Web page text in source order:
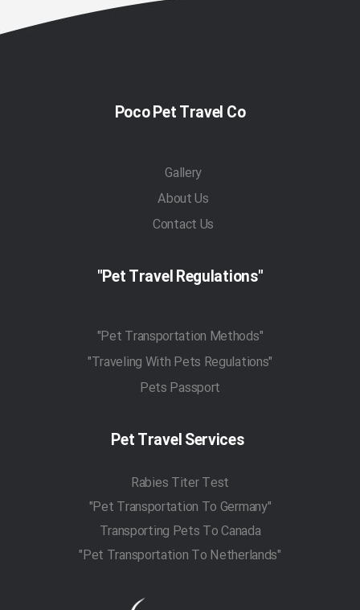
Poco Pet Travel Co
Gallery
About Us
Contact Us
"Pet Travel Regulations"
"Pet Transportation Methods"
"Traveling With Pets Regulations"
Pets Passport
Pet Travel Services
Rabies Titer Test
"Pet Transportation To Germany"
Transporting Pets To Canada
"Pet Transportation To Netherlands"